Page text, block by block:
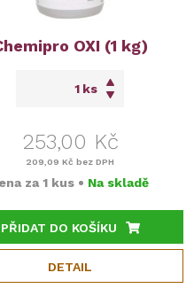
OXI (1 kg)
ks
253,00 Kč
209,09 Kč bez DPH
za1 kus • Na skladě
PŘIDAT DO KOŠÍKU
DETAIL